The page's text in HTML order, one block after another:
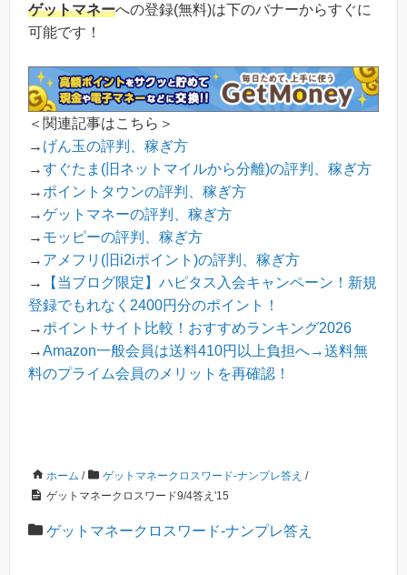
ゲットマネーへの登録(無料)は下のバナーからすぐに
可能です！
＜関連記事はこちら＞
→ げん玉の評判、稼ぎ方
→すぐたま(旧ネットマイルから分離)の評判、稼ぎ方
→ ポイントタウンの評判、稼ぎ方
→ゲットマネーの評判、稼ぎ方
→ モッピーの評判、稼ぎ方
→ アメフリ(旧i2iポイント)の評判、稼ぎ方
→
【当ブログ限定】ハピタス入会キャンペーン！新規
登録でもれなく2400円分のポイント！
→ ポイントサイト比較！おすすめランキング2026
→Amazon一般会員は送料410円以上負担へ→送料無
料のプライム会員のメリットを再確認！
ホーム / ゲットマネークロスワード-ナンプレ答え /
ゲットマネークロスワード9/4答え'15
ゲットマネークロスワード-ナンプレ答え